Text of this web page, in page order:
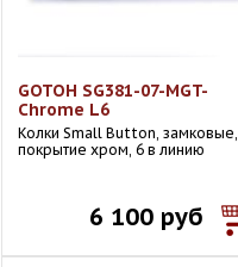
GOTOH SG381-07-MGT-
Chrome L6
Колки Small Button, замковые,
покрытие хром, 6 в линию
6 100 руб